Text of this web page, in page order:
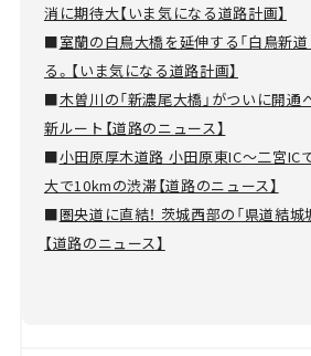
消に期待大【いま気になる道路計画】
■室蘭の白鳥大橋を延伸する「白鳥新道
る。【いま気になる道路計画】
■木曽川の「新濃尾大橋」がついに開通
新ルート【道路のニュース】
■小田原厚木道路 小田原東IC～二宮IC
大で10kmの渋滞【道路のニュース】
■圏央道に直結！ 茨城西部の「県道結
【道路のニュース】